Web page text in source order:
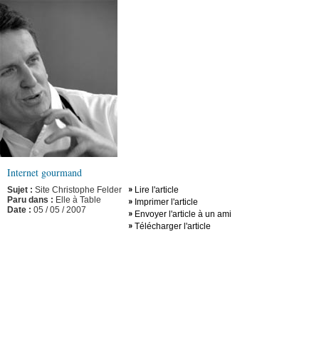
Internet gourmand
Sujet : Site Christophe Felder
Paru dans : Elle à Table
Date : 05 / 05 / 2007
Lire l'article
Imprimer l'article
Envoyer l'article à un ami
Télécharger l'article